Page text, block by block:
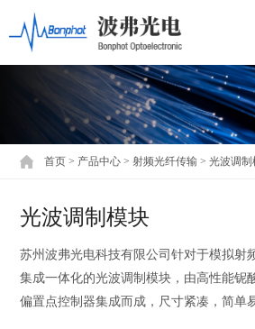
首页 > 产品中心 >射频光纤传输 >光波调制
光波调制模块
苏州波弗光电科技有限公司针对于模拟射
集成一体化的光波调制模块，由高性能铌
偏置点控制器集成而成，尺寸紧凑，简单